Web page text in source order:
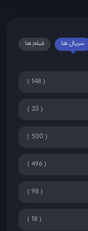
فیلم ها سریال ها
148
33
500
496
98
18